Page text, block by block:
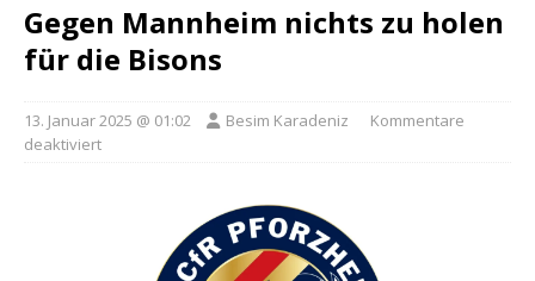
Gegen Mannheim nichts zu holen
für die Bisons
13. Januar 2025 @ 01:02 Besim Karadeniz
Kommentare
deaktiviert